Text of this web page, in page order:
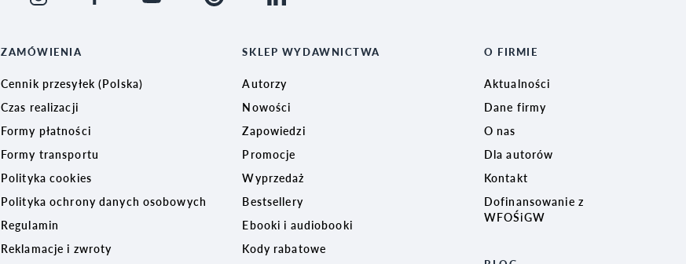
ZAMÓWIENIA
Cennik przesyłek (Polska)
Czas realizacji
Formy płatności
Formy transportu
Polityka cookies
Polityka ochrony danych osobowych
Regulamin
Reklamacje i zwroty
SKLEP WYDAWNICTWA
Autorzy
Nowości
Zapowiedzi
Promocje
Wyprzedaż
Bestsellery
Ebooki i audiobooki
Kody rabatowe
O FIRMIE
Aktualności
Dane firmy
O nas
Dla autorów
Kontakt
Dofinansowanie z
WFOŚiGW